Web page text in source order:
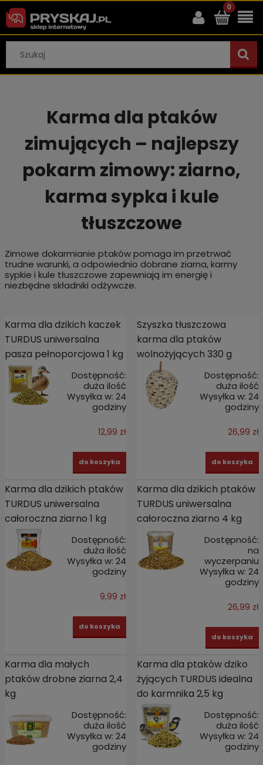
Karma dla ptaków
zimujących – najlepszy
pokarm zimowy: ziarno,
karma sypka i kule
tłuszczowe
Zimowe dokarmianie ptaków pomaga im przetrwać
trudne warunki, a odpowiednio dobrane ziarna, karmy
sypkie i kule tłuszczowe zapewniają im energię i
niezbędne składniki odżywcze.
Karma dla dzikich kaczek
TURDUS uniwersalna
pasza pełnoporcjowa 1 kg
Dostępność:
duża ilość
Wysyłka w: 24
godziny
12,99 zł
do koszyka
Szyszka tłuszczowa
karma dla ptaków
wolnożyjących 330 g
Dostępność:
duża ilość
Wysyłka w: 24
godziny
26,99 zł
do koszyka
Karma dla dzikich ptaków
TURDUS uniwersalna
całoroczna ziarno 1 kg
Dostępność:
duża ilość
Wysyłka w: 24
godziny
9,99 zł
do koszyka
Karma dla dzikich ptaków
TURDUS uniwersalna
całoroczna ziarno 4 kg
Dostępność:
na
wyczerpaniu
Wysyłka w: 24
godziny
26,99 zł
do koszyka
Karma dla małych
ptaków drobne ziarna 2,4
kg
Dostępność:
duża ilość
Wysyłka w: 24
godziny
Karma dla ptaków dziko
żyjących TURDUS idealna
do karmnika 2,5 kg
Dostępność:
duża ilość
Wysyłka w: 24
godziny